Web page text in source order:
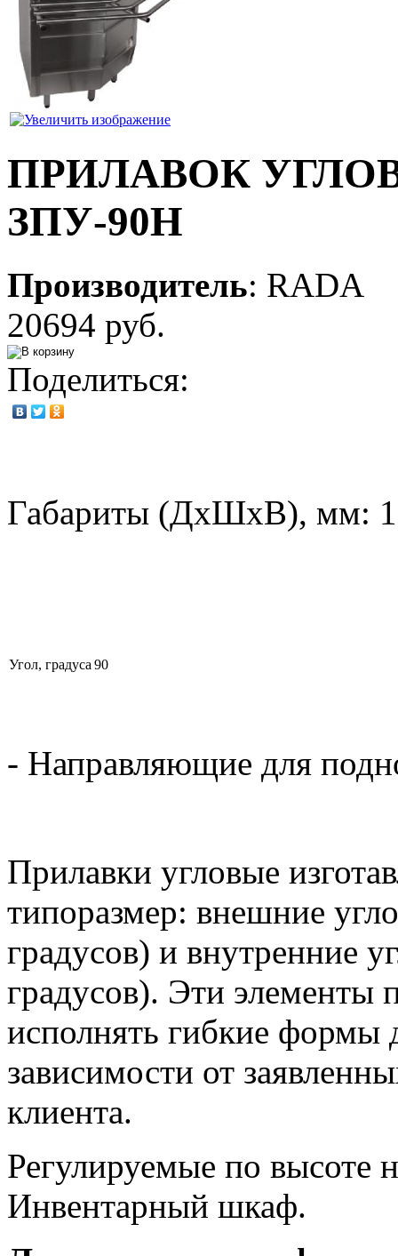
ПРИЛАВОК
ЗПУ-90Н
Производитель: RADA
20694 руб.
Поделиться:
Габариты (ДхШхВ), мм:
Угол, градуса 90
- Направляющие для
Прилавки угловые
типоразмер: внешние
градусов) и внутренние
градусов). Эти элементы
исполнять гибкие формы
зависимости от
клиента.
Регулируемые по высоте
Инвентарный шкаф.